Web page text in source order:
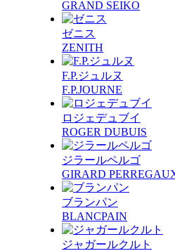
GRAND SEIKO
ゼニス
ZENITH
F.P.ジュルヌ
F.P.JOURNE
ロジェデュブイ
ROGER DUBUIS
ジラールペルゴ
GIRARD
ブランパン
BLANCPAIN
ジャガールクルト